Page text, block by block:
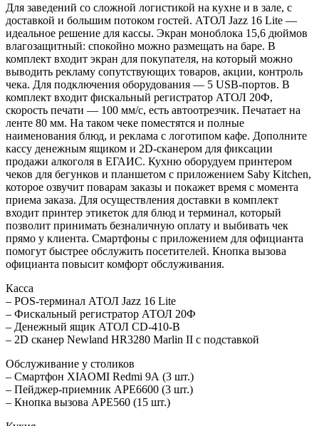
Для заведений со сложной логистикой на кухне и в зале, с
доставкой и большим потоком гостей. АТОЛ Jazz 16 Lite —
идеальное решение для кассы. Экран моноблока 15,6 дюймов
влагозащитный: спокойно можно размещать на баре. В
комплект входит экран для покупателя, на который можно
выводить рекламу сопутствующих товаров, акции, контроль
чека. Для подключения оборудования — 5 USB-портов. В
комплект входит фискальный регистратор АТОЛ 20Ф,
скорость печати — 100 мм/с, есть автоотрезчик. Печатает на
ленте 80 мм. На таком чеке поместятся и полные
наименования блюд, и реклама с логотипом кафе. Дополните
кассу денежным ящиком и 2D-сканером для фиксации
продажи алкоголя в ЕГАИС. Кухню оборудуем принтером
чеков для бегунков и планшетом с приложением Saby Kitchen,
которое озвучит поварам заказы и покажет время с момента
приема заказа. Для осуществления доставки в комплект
входит принтер этикеток для блюд и терминал, который
позволит принимать безналичную оплату и выбивать чек
прямо у клиента. Смартфоны с приложением для официанта
помогут быстрее обслужить посетителей. Кнопка вызова
официанта повысит комфорт обслуживания.
Касса
– POS-терминал АТОЛ Jazz 16 Lite
– Фискальный регистратор АТОЛ 20Ф
– Денежный ящик АТОЛ CD-410-В
– 2D cканер Newland HR3280 Marlin II с подставкой
Обслуживание у столиков
– Смартфон XIAOMI Redmi 9А (3 шт.)
– Пейджер-приемник АРЕ6600 (3 шт.)
– Кнопка вызова АРЕ560 (15 шт.)